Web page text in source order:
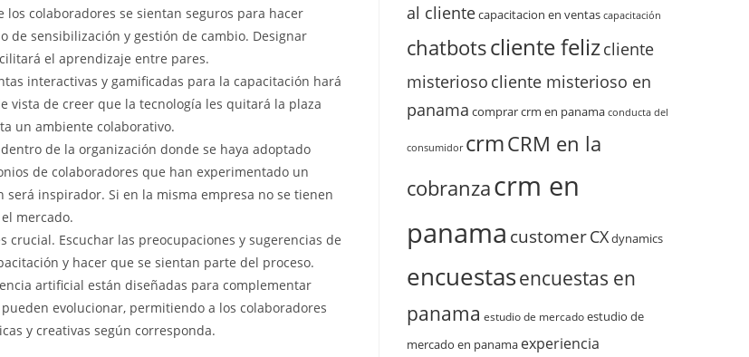
los colaboradores se sientan seguros para hacer
de sensibilización y gestión de cambio. Designar
el aprendizaje entre pares.
interactivas y gamificadas para la capacitación hará
vista de creer que la tecnología les quitará la plaza
un ambiente colaborativo.
de la organización donde se haya adoptado
de colaboradores que han experimentado un
inspirador. Si en la misma empresa no se tienen
mercado.
crucial. Escuchar las preocupaciones y sugerencias de
y hacer que se sientan parte del proceso.
artificial están diseñadas para complementar
evolucionar, permitiendo a los colaboradores
y creativas según corresponda.
al clientecapacitacion en ventas capacitación
chatbotscliente felizcliente
misterioso cliente misterioso en
panama comprar crm en panama conducta del
consumidor crmCRM en la
cobranzacrm en
panama customerCXdynamics
encuestasencuestas en
panama estudio de mercadoestudio de
mercado en panama experiencia